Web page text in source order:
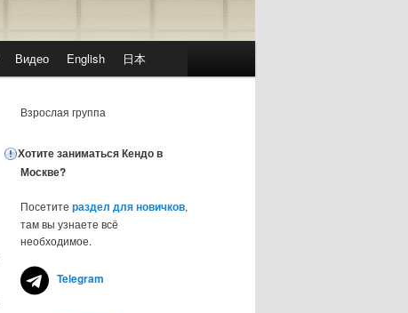
Видео English 日本
Взрослая группа
Хотите заниматься Кендо в
Москве?
Посетите раздел для новичков,
там вы узнаете всё
необходимое.
Telegram